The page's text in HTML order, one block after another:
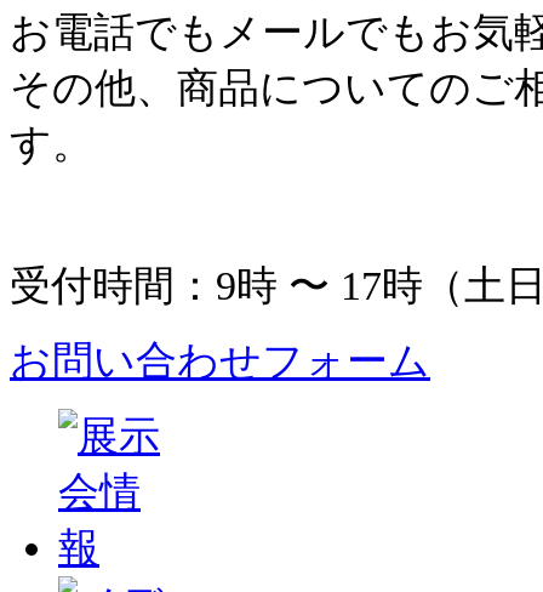
お電話でもメールでも お気
その他、商品についてのご
す。
受付時間：9時 〜 17時（土
お問い合わせフォーム